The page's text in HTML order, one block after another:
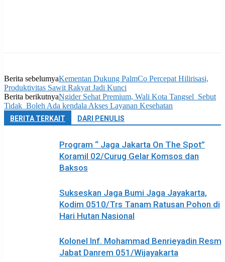
Berita sebelumyaKementan Dukung PalmCo Percepat Hilirisasi,
Produktivitas Sawit Rakyat Jadi Kunci
Berita berikutnyaNgider Sehat Premium, Wali Kota Tangsel Sebut
Tidak Boleh Ada kendala Akses Layanan Kesehatan
BERITA TERKAIT DARI PENULIS
Program “ Jaga Jakarta On The Spot”
Koramil 02/Curug Gelar Komsos dan
Baksos
Sukseskan Jaga Bumi Jaga Jayakarta,
Kodim 0510/Trs Tanam Ratusan Pohon di
Hari Hutan Nasional
Kolonel Inf. Mohammad Benrieyadin Resmi
Jabat Danrem 051/Wijayakarta